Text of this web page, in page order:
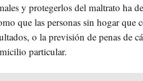
y protegerlos del maltrato ha
que las personas sin hogar que
o la previsión de penas de
particular.